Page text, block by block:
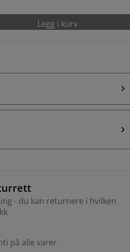
Legg i kurv
- du kan returnere i hvilken
på alle varer